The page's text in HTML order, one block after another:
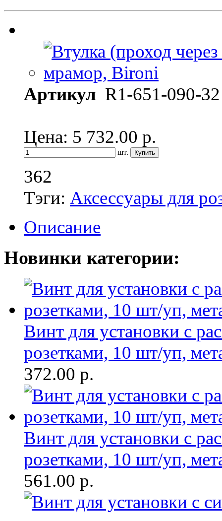
Артикул R1-651-090-32
Цена: 5 732.00 р.
шт.
362
Тэги: Аксессуары для
Описание
Новинки категории:
Винт для установки с
розетками, 10 шт/уп,
372.00 р.
Винт для установки с
розетками, 10 шт/уп,
561.00 р.